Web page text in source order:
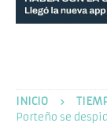
INICIO
Porteño se